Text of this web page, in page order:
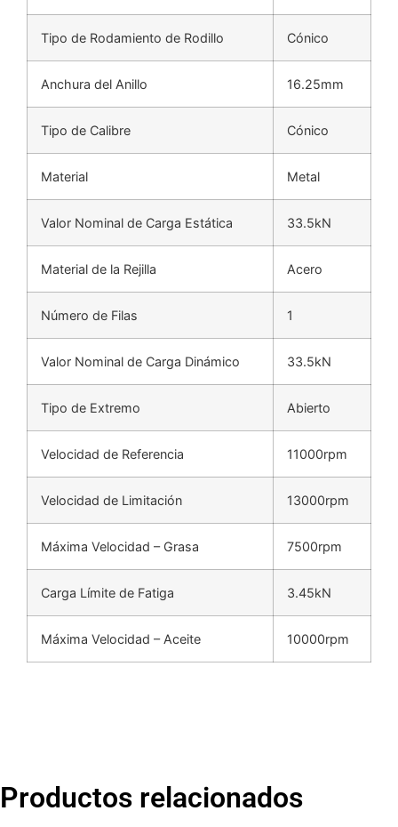
Tipo de Rodamiento de Rodillo Cónico
Anchura del Anillo 16.25mm
Tipo de Calibre Cónico
Material Metal
Valor Nominal de Carga Estática 33.5kN
Material de la Rejilla Acero
Número de Filas 1
Valor Nominal de Carga Dinámico 33.5kN
Tipo de Extremo Abierto
Velocidad de Referencia 11000rpm
Velocidad de Limitación 13000rpm
Máxima Velocidad – Grasa 7500rpm
Carga Límite de Fatiga 3.45kN
Máxima Velocidad – Aceite 10000rpm
Productos relacionados